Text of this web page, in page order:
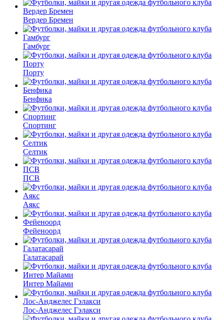
Вердер Бремен
Гамбург
Порту
Бенфика
Спортинг
Селтик
ПСВ
Аякс
Фейеноорд
Галатасарай
Интер Майами
Лос-Анджелес Гэлакси